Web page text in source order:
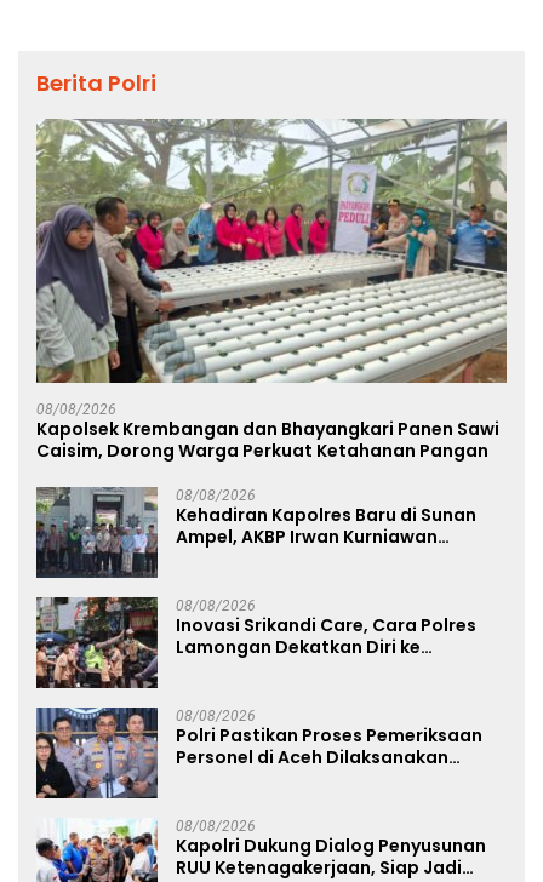
Berita Polri
08/08/2026
Kapolsek Krembangan dan Bhayangkari Panen Sawi
Caisim, Dorong Warga Perkuat Ketahanan Pangan
08/08/2026
Kehadiran Kapolres Baru di Sunan
Ampel, AKBP Irwan Kurniawan
08/08/2026
Inovasi Srikandi Care, Cara Polres
Lamongan Dekatkan Diri ke
08/08/2026
Polri Pastikan Proses Pemeriksaan
Personel di Aceh Dilaksanakan
08/08/2026
Kapolri Dukung Dialog Penyusunan
RUU Ketenagakerjaan, Siap Jadi